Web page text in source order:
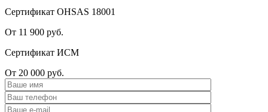
Сертификат OHSAS 18001
От 11 900 руб.
Сертификат ИСМ
От 20 000 руб.